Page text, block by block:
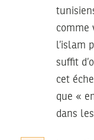
comme
l’islam
suffit
cet
que «
dans